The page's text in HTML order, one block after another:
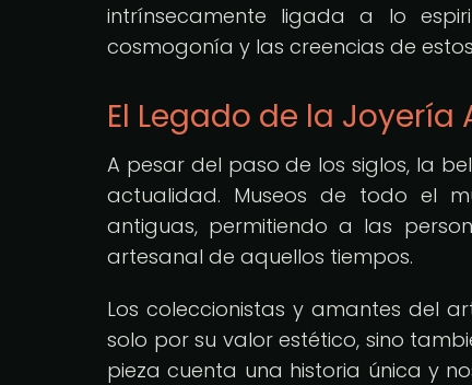
intrínsecamente ligada a lo
cosmogonía y las creencias de
El Legado de la
A pesar del paso de los siglos, la
actualidad. Museos de todo el
antiguas, permitiendo a las
artesanal de aquellos tiempos.
Los coleccionistas y amantes del
solo por su valor estético, sino
pieza cuenta una historia única y